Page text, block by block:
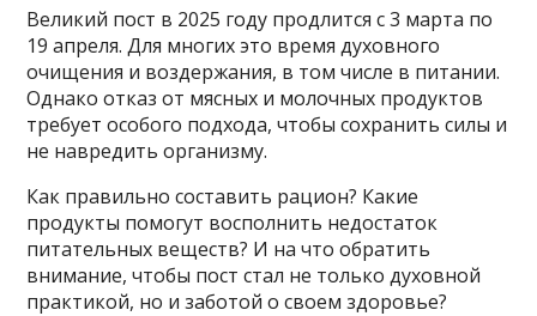
Великий пост в 2025 году продлится с 3 марта по
19 апреля. Для многих это время духовного
очищения и воздержания, в том числе в питании.
Однако отказ от мясных и молочных продуктов
требует особого подхода, чтобы сохранить силы и
не навредить организму.
Как правильно составить рацион? Какие
продукты помогут восполнить недостаток
питательных веществ? И на что обратить
внимание, чтобы пост стал не только духовной
практикой, но и заботой о своем здоровье?